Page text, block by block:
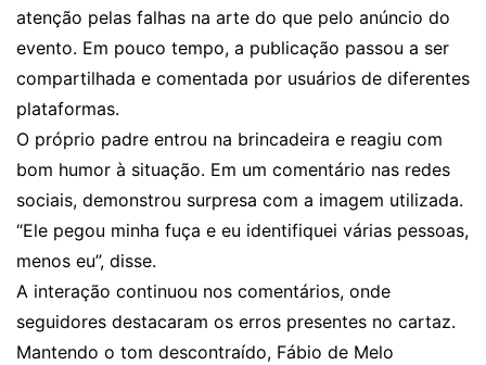
atenção pelas falhas na arte do que pelo anúncio do
evento. Em pouco tempo, a publicação passou a ser
compartilhada e comentada por usuários de diferentes
plataformas.
O próprio padre entrou na brincadeira e reagiu com
bom humor à situação. Em um comentário nas redes
sociais, demonstrou surpresa com a imagem utilizada.
“Ele pegou minha fuça e eu identifiquei várias pessoas,
menos eu”, disse.
A interação continuou nos comentários, onde
seguidores destacaram os erros presentes no cartaz.
Mantendo o tom descontraído, Fábio de Melo